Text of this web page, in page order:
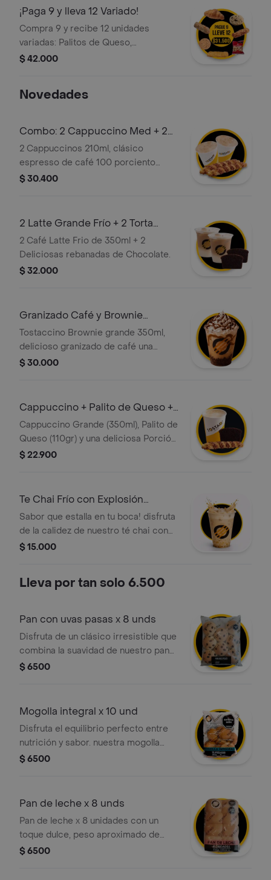
chocolate. ¡El contraste perfecto!.
¡Paga 9 y lleva 12 Variado!
Compra 9 y recibe 12 unidades
variadas: Palitos de Queso,
Croissants y Galletas.
$ 42.000
Novedades
Combo: 2 Cappuccino Med + 2
Palito Queso
2 Cappuccinos 210ml, clásico
espresso de café 100 porciento
colombiano, con la proporción
2 Deliciosos Palitos de Queso (110 gr),
con relleno de queso.
$ 30.400
2 Latte Grande Frío + 2 Torta
Chocolate
2 Café Latte Frio de 350ml + 2
Deliciosas rebanadas de Chocolate.
$ 32.000
Granizado Café y Brownie
Grande
Tostaccino Brownie grande 350ml,
delicioso granizado de café una
mezcla de café 100 porciento
chantilly, salsa de caramelo y lluvia de
brownie.
$ 30.000
Cappuccino + Palito de Queso +
Torta
Cappuccino Grande (350ml), Palito de
Queso (110gr) y una deliciosa Porción
de Torta de Chocolate
$ 22.900
Te Chai Frío con Explosión
Caramelo
Sabor que estalla en tu boca! disfruta
de la calidez de nuestro té chai con
leche cremosa y el toque dulce del
liberan todo su sabor al morderlas.
especias y diversión en cada sorbo.
$ 15.000
Lleva por tan solo 6.500
Pan con uvas pasas x 8 unds
Disfruta de un clásico irresistible que
combina la suavidad de nuestro pan
tradicional con el toque dulce y
para acompañar tu café, chocolate o
para un snack rápido a cualquier hora
del día.
$ 6500
Mogolla integral x 10 und
Disfruta el equilibrio perfecto entre
nutrición y sabor. nuestra mogolla
integral ofrece una miga suave y un
ligera. el toque artesanal de tostao'
$ 6500
Pan de leche x 8 unds
Pan de leche x 8 unidades con un
toque dulce, peso aproximado de
440g.
$ 6500